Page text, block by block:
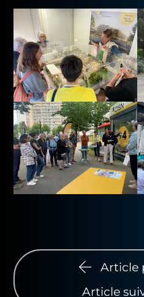
Article
Article